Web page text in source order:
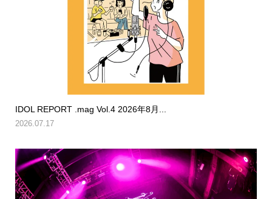
IDOL REPORT .mag Vol.4 2026年8月...
2026.07.17